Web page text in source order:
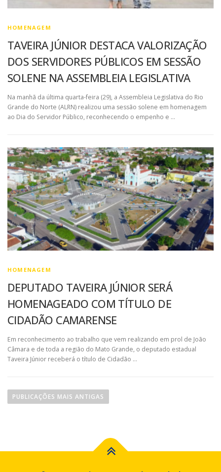
HOMENAGEM
TAVEIRA JÚNIOR DESTACA VALORIZAÇÃO
DOS SERVIDORES PÚBLICOS EM SESSÃO
SOLENE NA ASSEMBLEIA LEGISLATIVA
Na manhã da última quarta-feira (29), a Assembleia Legislativa do Rio
Grande do Norte (ALRN) realizou uma sessão solene em homenagem
ao Dia do Servidor Público, reconhecendo o empenho e …
HOMENAGEM
DEPUTADO TAVEIRA JÚNIOR SERÁ
HOMENAGEADO COM TÍTULO DE
CIDADÃO CAMARENSE
Em reconhecimento ao trabalho que vem realizando em prol de João
Câmara e de toda a região do Mato Grande, o deputado estadual
Taveira Júnior receberá o título de Cidadão …
aPUBLICAÇÕES MAIS ANTIGAS